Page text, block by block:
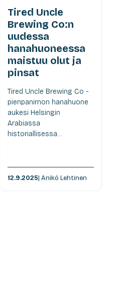
Tired Uncle
Brewing Co:n
uudessa
hanahuoneessa
maistuu olut ja
pinsat
Tired Uncle Brewing Co -
pienpanimon hanahuone
aukesi Helsingin
Arabiassa
historiallisessa...
12.9.2025| Anikó Lehtinen